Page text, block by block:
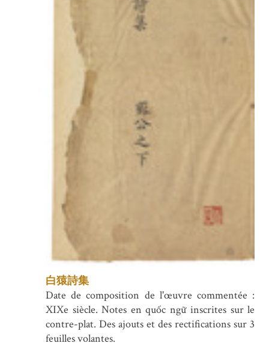
白猿詩集
Date de composition de l'œuvre commentée :
XIXe siècle. Notes en quốc ngữ inscrites sur le
contre-plat. Des ajouts et des rectifications sur 3
feuilles volantes.